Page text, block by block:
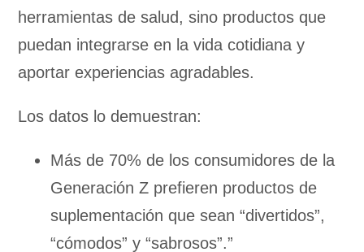
herramientas de salud, sino productos que
puedan integrarse en la vida cotidiana y
aportar experiencias agradables.
Los datos lo demuestran:
Más de 70% de los consumidores de la
Generación Z prefieren productos de
suplementación que sean “divertidos”,
“cómodos” y “sabrosos”.”